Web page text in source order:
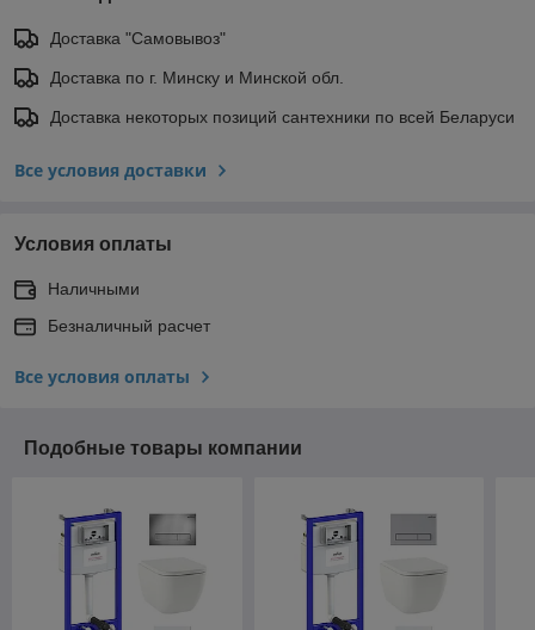
Доставка "Самовывоз"
Доставка по г. Минску и Минской обл.
Доставка некоторых позиций сантехники по всей Беларуси
Все условия доставки
Условия оплаты
Наличными
Безналичный расчет
Все условия оплаты
Подобные товары компании